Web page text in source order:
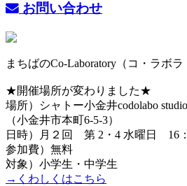
お問い合わせ
まちばのCo-Laboratory（コ・ラボラ
★開催場所が変わりました★
場所）シャトー小金井codolabo
（小金井市本町6-5-3）
日時）月２回 第 2・4 水曜日 16
参加費）無料
対象）小学生・中学生
→くわしくはこちら